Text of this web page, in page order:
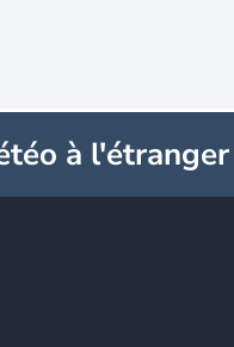
à l'étranger